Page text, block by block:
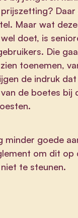
Maar wat
doet, is
Die
toenemen,
de indruk
de boetes bij
minder goede
om dit op
te steunen.